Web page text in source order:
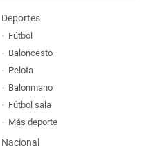
Deportes
Fútbol
Baloncesto
Pelota
Balonmano
Fútbol sala
Más deporte
Nacional